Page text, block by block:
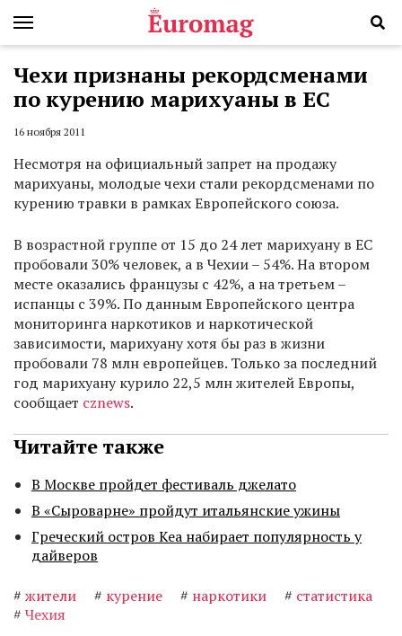
Чехи признаны рекордсменами
по курению марихуаны в ЕС
16 ноября 2011
Несмотря на официальный запрет на продажу
марихуаны, молодые чехи стали рекордсменами по
курению травки в рамках Европейского союза.
В возрастной группе от 15 до 24 лет марихуану в ЕС
пробовали 30% человек, а в Чехии – 54%. На втором
месте оказались французы с 42%, а на третьем –
испанцы с 39%. По данным Европейского центра
мониторинга наркотиков и наркотической
зависимости, марихуану хотя бы раз в жизни
пробовали 78 млн европейцев. Только за последний
год марихуану курило 22,5 млн жителей Европы,
сообщает cznews.
Читайте также
В Москве пройдет фестиваль джелато
В «Сыроварне» пройдут итальянские ужины
Греческий остров Кеа набирает популярность у
дайверов
# жители # курение # наркотики # статистика
# Чехия